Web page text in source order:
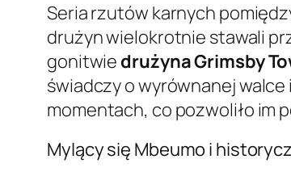
Seria rzutów karnych
drużyn wielokrotnie stawali
gonitwie drużyna Grimsby
świadczy o wyrównanej
momentach, co pozwoliło im
Mylący się Mbeumo i